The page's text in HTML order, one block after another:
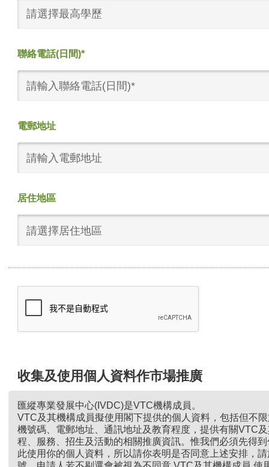
請選擇最高學歷
聯絡電話(日間)*
電郵地址
居住地區
請選擇居住地區
收集及使用個人資料作市場推廣
匯縱專業發展中心(IVDC)是VTC機構成員。
VTC及其機構成員擬使用閣下提供的個人資料，包括但不
機號碼、電郵地址、通訊地址及教育程度，提供有關VTC
程、服務、招生及活動的相關推廣資訊。惟我們必須先得
此使用你的個人資料，所以請你表明是否同意上述安排，